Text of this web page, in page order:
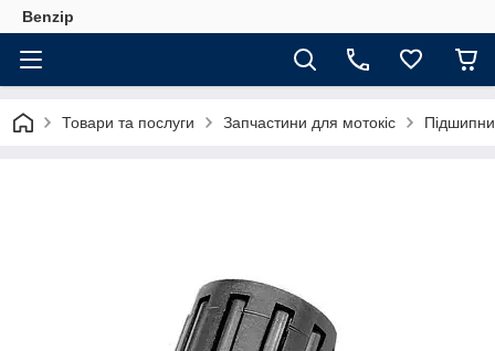
Benzip
Товари та послуги Запчастини для мотокіс